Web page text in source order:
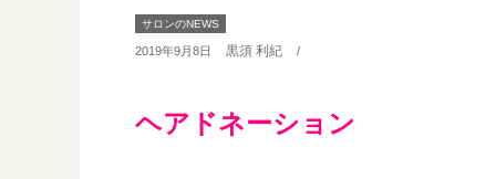
サロンのNEWS
2019年9月8日 黒須 利紀 /
ヘアドネーション